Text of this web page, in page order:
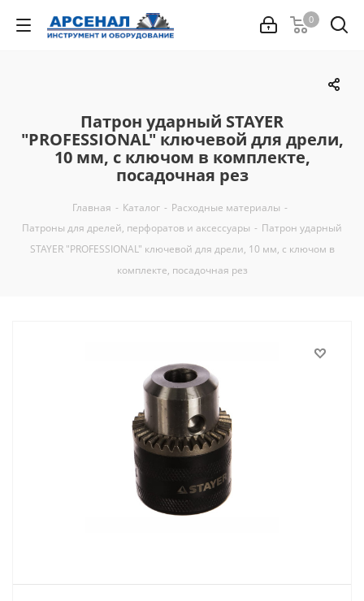
0
Патрон ударный STAYER
"PROFESSIONAL" ключевой для дрели,
10 мм, с ключом в комплекте,
посадочная рез
Главная - Каталог - Расходные материалы -
Патроны для дрелей, перфоратов и аксессуары - Патрон ударный
STAYER "PROFESSIONAL" ключевой для дрели, 10 мм, с ключом в
комплекте, посадочная рез